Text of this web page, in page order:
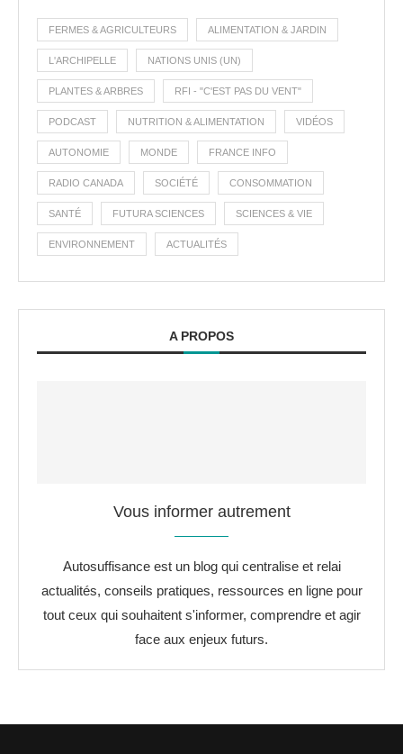
FERMES & AGRICULTEURS ALIMENTATION & JARDIN
L'ARCHIPELLE NATIONS UNIS (UN)
PLANTES & ARBRES RFI - "C'EST PAS DU VENT"
PODCAST NUTRITION & ALIMENTATION VIDÉOS
AUTONOMIE MONDE FRANCE INFO
RADIO CANADA SOCIÉTÉ CONSOMMATION
SANTÉ FUTURA SCIENCES SCIENCES & VIE
ENVIRONNEMENT ACTUALITÉS
A PROPOS
Vous informer autrement
Autosuffisance est un blog qui centralise et relai
actualités, conseils pratiques, ressources en ligne pour
tout ceux qui souhaitent s'informer, comprendre et agir
face aux enjeux futurs.